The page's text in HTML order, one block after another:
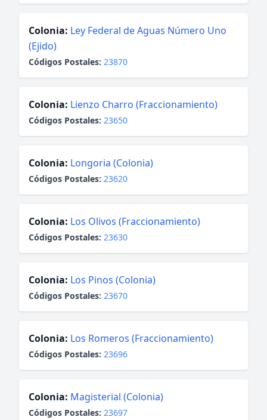
Colonia: Ley Federal de Aguas Número Uno
(Ejido)
Códigos Postales: 23870
Colonia: Lienzo Charro (Fraccionamiento)
Códigos Postales: 23650
Colonia: Longoria (Colonia)
Códigos Postales: 23620
Colonia: Los Olivos (Fraccionamiento)
Códigos Postales: 23630
Colonia: Los Pinos (Colonia)
Códigos Postales: 23670
Colonia: Los Romeros (Fraccionamiento)
Códigos Postales: 23696
Colonia: Magisterial (Colonia)
Códigos Postales: 23697